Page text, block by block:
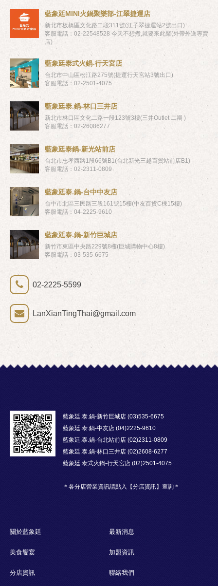
藍象廷MINI火鍋聚樂部-江翠捷運店
新北市板橋區文化路二段311號(江子翠捷運站2號出口)
客服電話：02-22548528 今天不想煮,就要來此聚(外帶外送專賣
店)
藍象廷泰式火鍋-行天宮店
台北市中山區松江路275號(捷運行天宮站3號出口)
客服電話：02-2501-4075
藍象廷泰.鍋-林口三井店
新北市林口區文化二路一段123號3樓(三井Outlet 二期 )
客服電話：02-26086277
藍象廷泰鍋-新光站前店
台北市忠孝西路1段66號B1(台北新光三越百貨站前店B1)
客服電話：02-2311-0809
藍象廷泰.鍋-台中中友店
台中市北區三民路三段161號15樓(中友百貨C棟15樓)
客服電話：04-2225-9610
藍象廷泰.鍋-新竹巨城店
新竹市東區中央路229號8樓(巨城購物中心8樓)
客服電話：03-535-6675
02-2225-5599
LanXianTingThai@gmail.com
藍象廷.泰.鍋-新竹巨城店 (03)535-6675
藍象廷.泰.鍋-中友店 (04)2225-9610
藍象廷.泰.鍋-台北站前店 (02)2311-0809
藍象廷.泰.鍋-林口三井店 (02)2608-6277
藍象廷.泰式火鍋-行天宮店 (02)2501-4075
＊各分店營業資訊請點入【分店資訊】查詢＊
關於藍象廷 最新消息
美食饗宴 加盟資訊
分店資訊 聯絡我們